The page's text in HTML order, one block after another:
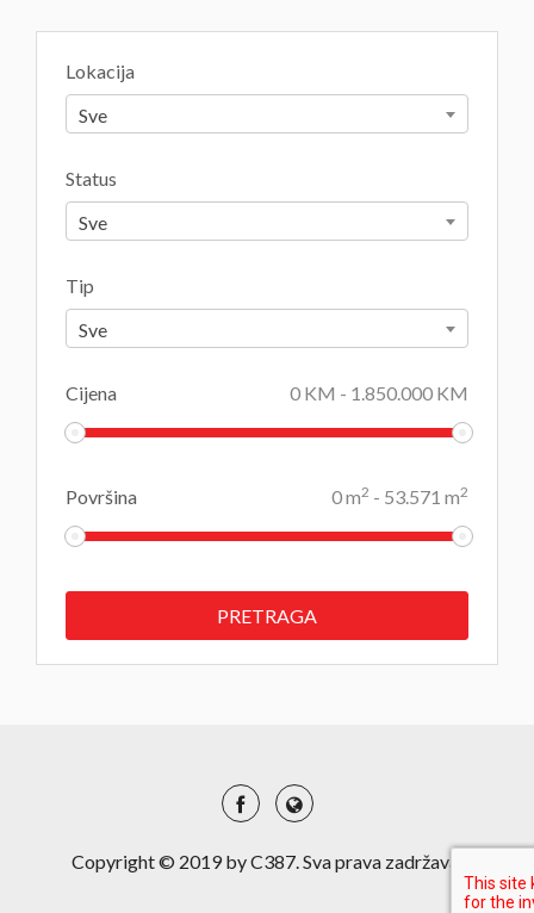
Lokacija
Sve
Status
Sve
Tip
Sve
Cijena 0 KM - 1.850.000 KM
Površina 0m2 - 53.571 m2
Copyright © 2019 by C387. Sva prava zadržava.